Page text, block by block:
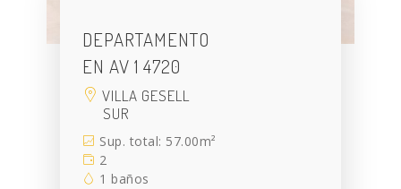
DEPARTAMENTO
EN AV 1 4720
VILLA GESELL
SUR
Sup. total: 57.00m²
2
1 baños